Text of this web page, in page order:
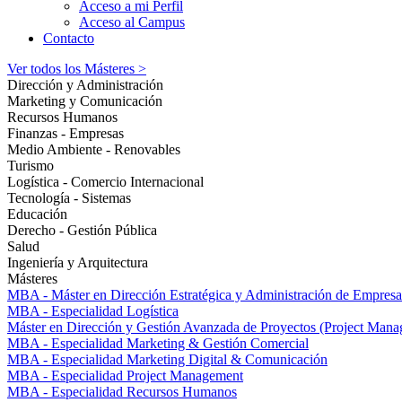
Acceso a mi Perfil
Acceso al Campus
Contacto
Ver todos los Másteres >
Dirección y Administración
Marketing y Comunicación
Recursos Humanos
Finanzas - Empresas
Medio Ambiente - Renovables
Turismo
Logística - Comercio Internacional
Tecnología - Sistemas
Educación
Derecho - Gestión Pública
Salud
Ingeniería y Arquitectura
Másteres
MBA - Máster en Dirección Estratégica y Administración de
MBA - Especialidad Logística
Máster en Dirección y Gestión Avanzada de Proyectos (Project
MBA - Especialidad Marketing & Gestión Comercial
MBA - Especialidad Marketing Digital & Comunicación
MBA - Especialidad Project Management
MBA - Especialidad Recursos Humanos